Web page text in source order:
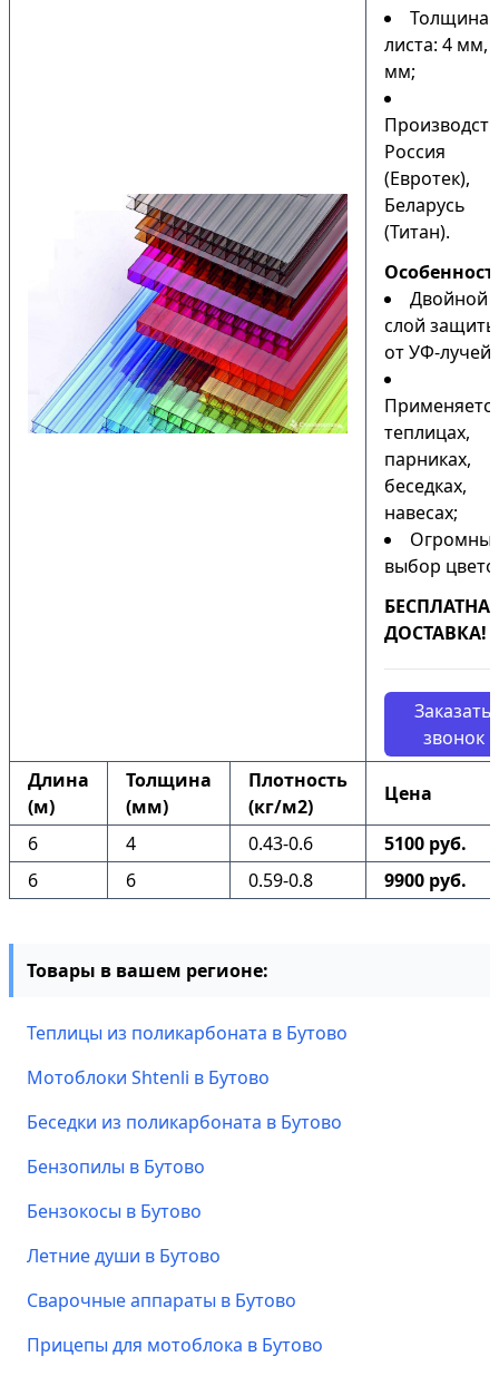
Толщина
листа: 4 мм,
мм;
Россия
(Евротек),
Беларусь
(Титан).
Двойной
слой защиты
от УФ-лучей;
теплицах,
парниках,
беседках,
навесах;
выбор
ДОСТАВКА!
Заказать
звонок
Длина
(м)
Толщина
(мм)
Плотность
(кг/м2)
Цена
6 4 0.43-0.6
5100 руб.
6
6 0.59-0.8 9900 руб.
Товары в вашем регионе:
Теплицы из поликарбоната в Бутово
Мотоблоки Shtenli в Бутово
Беседки из поликарбоната в Бутово
Бензопилы в Бутово
Бензокосы в Бутово
Летние души в Бутово
Сварочные аппараты в Бутово
Прицепы для мотоблока в Бутово